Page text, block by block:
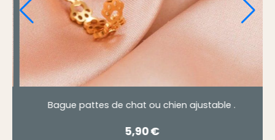
Bague pattes de chat ou chien ajustable .
€